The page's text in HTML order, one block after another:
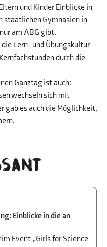
und Kinder Einblicke in
staatlichen Gymnasien in
am ABG gibt.
Lern- und Übungskultur
durch die
Ganztag ist auch:
wechseln sich mit
gab es auch die Möglichkeit,
Einblicke in die an
Event „Girls for Science